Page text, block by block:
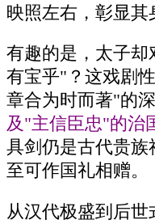
映照左右，彰显其
有趣的是，太子却
有宝乎"？这戏剧
章合为时而著"的
及"主信臣忠"的治
具剑仍是古代贵
至可作国礼相赠。
从汉代极盛到后